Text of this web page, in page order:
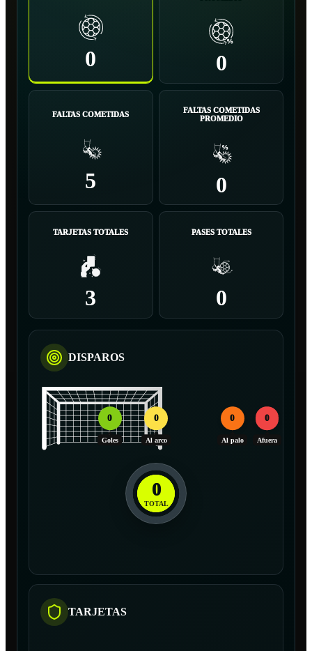
0 0
FALTAS COMETIDAS
5
FALTAS COMETIDAS
PROMEDIO
0
TARJETAS TOTALES
3
PASES TOTALES
0
DISPAROS
0
Goles
0
Al arco
0
Al palo
0
Afuera
0
TOTAL
TARJETAS